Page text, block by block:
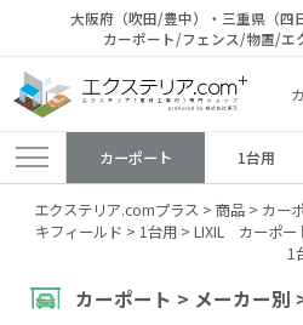
大阪府（吹田/豊中）・三重県（
カーポート/フェンス/物置/エ
カーポート 1台用
エクステリア.comプラス > 商品> カー
キフィールド > 1台用> LIXIL カーポー
1
カーポート > メーカー別